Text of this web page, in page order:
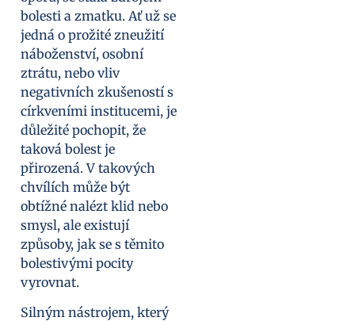
bolesti a zmatku. Ať už se
jedná o prožité zneužití
náboženství, osobní
ztrátu, nebo vliv
negativních zkušeností s
církveními institucemi, je
důležité pochopit, že
taková bolest je
přirozená. V takových
chvílích může být
obtížné nalézt klid nebo
smysl, ale existují
způsoby, jak se s těmito
bolestivými pocity
vyrovnat.
Silným nástrojem, který